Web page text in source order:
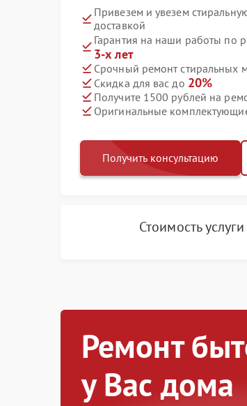
Привезем и увезем
доставкой
Гарантия на наши работы по
3-х лет
Срочный ремонт стиральных
Скидка для вас до 20%
Получите 1500 рублей на
Оригинальные
Получить консультацию
Стоимость услуги
Ремонт
у Вас дома